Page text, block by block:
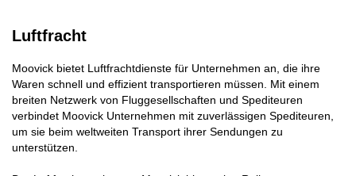
Luftfracht
Moovick bietet Luftfrachtdienste für Unternehmen an, die ihre
Waren schnell und effizient transportieren müssen. Mit einem
breiten Netzwerk von Fluggesellschaften und Spediteuren
verbindet Moovick Unternehmen mit zuverlässigen Spediteuren,
um sie beim weltweiten Transport ihrer Sendungen zu
unterstützen.